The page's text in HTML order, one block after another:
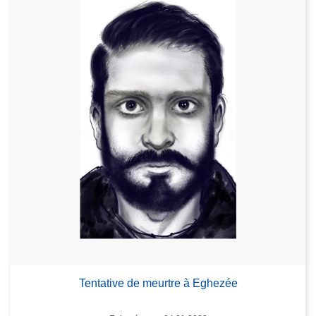
Tentative de meurtre à Eghezée